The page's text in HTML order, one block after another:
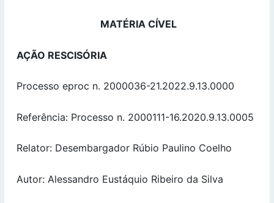
MATÉRIA CÍVEL
AÇÃO RESCISÓRIA
Processo eproc n. 2000036-21.2022.9.13.0000
Referência: Processo n. 2000111-16.2020.9.13.0005
Relator: Desembargador Rúbio Paulino Coelho
Autor: Alessandro Eustáquio Ribeiro da Silva